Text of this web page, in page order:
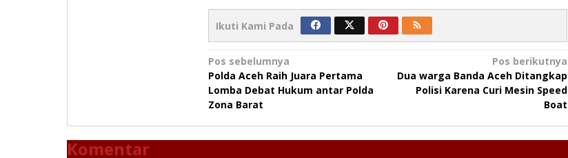
Ikuti Kami Pada
Navigasi
pos
Pos sebelumnya
Polda Aceh Raih Juara Pertama
Lomba Debat Hukum antar Polda
Zona Barat
Pos berikutnya
Dua warga Banda Aceh Ditangkap
Polisi Karena Curi Mesin Speed
Boat
Komentar